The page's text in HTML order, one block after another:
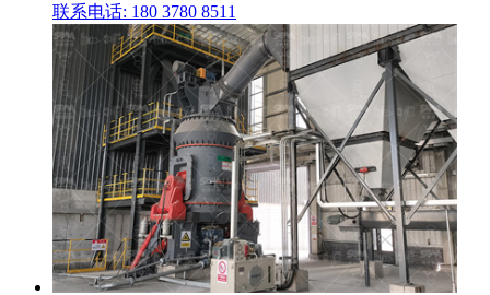
联系电话: 180 3780 8511